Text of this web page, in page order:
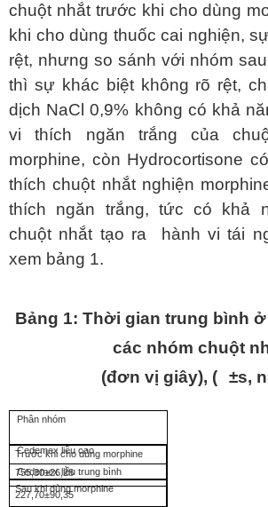
chuột nhắt trước khi cho dùng
khi cho dùng thuốc cai nghiện,
rệt, nhưng so sánh với nhóm
thì sự khác biệt không rõ rệt,
dịch NaCl 0,9% không có khả
vi thích ngăn trắng của
morphine, còn Hydrocortisone
thích chuột nhắt nghiện
thích ngăn trắng, tức có khả
chuột nhắt tạo ra hành vi tái
xem bảng 1.
Bảng 1: Thời gian trung bình
các nhóm chuột
(đơn vị giây), (
±s,
Phân nhóm
Trước khi cho dùng morphine
Sau khi dùng morphine
Cedemex liều cao
755,30±26,28
227,70±90,35
Cedemex liều trung bình